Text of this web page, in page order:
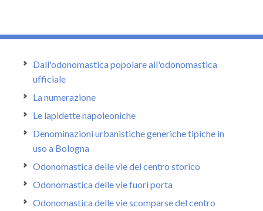
Dall'odonomastica popolare all'odonomastica
ufficiale
La numerazione
Le lapidette napoleoniche
Denominazioni urbanistiche generiche tipiche in
uso a Bologna
Odonomastica delle vie del centro storico
Odonomastica delle vie fuori porta
Odonomastica delle vie scomparse del centro